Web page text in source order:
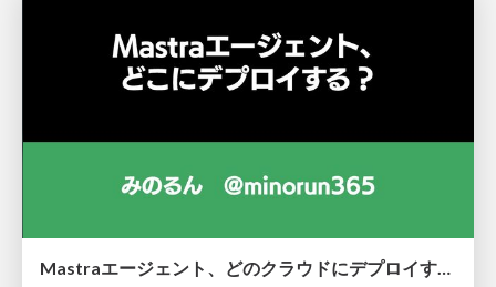
Mastraエージェント、どのクラウドにデプロイする？